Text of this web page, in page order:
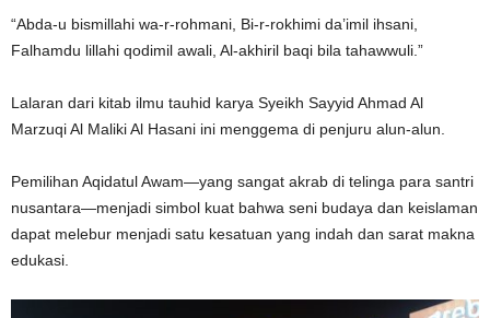
“Abda-u bismillahi wa-r-rohmani, Bi-r-rokhimi da’imil ihsani,
Falhamdu lillahi qodimil awali, Al-akhiril baqi bila tahawwuli.”
Lalaran dari kitab ilmu tauhid karya Syeikh Sayyid Ahmad Al
Marzuqi Al Maliki Al Hasani ini menggema di penjuru alun-alun.
Pemilihan Aqidatul Awam—yang sangat akrab di telinga para santri
nusantara—menjadi simbol kuat bahwa seni budaya dan keislaman
dapat melebur menjadi satu kesatuan yang indah dan sarat makna
edukasi.